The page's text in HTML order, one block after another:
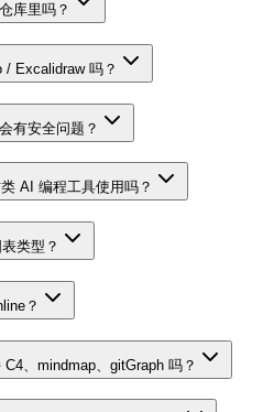
库里吗？
/ Excalidraw 吗？
有安全问题？
AI 编程工具使用吗？
类型？
？
、mindmap、gitGraph 吗？